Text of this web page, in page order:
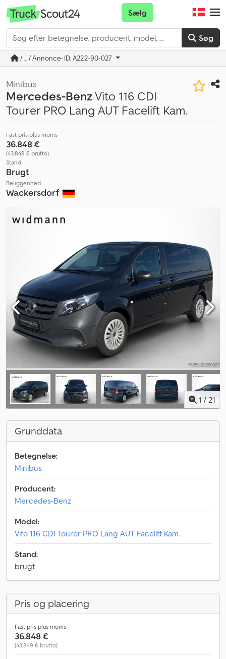
Søg
Sælg
/ ... / Annonce-ID: A222-90-027
Minibus
Mercedes-BenzVito 116 CDI
Tourer PRO Lang AUT Facelift Kam.
Fast pris plus moms
36.848 €
(43.849 € brutto)
Stand
Brugt
Beliggenhed
Wackersdorf
1 / 21
Grunddata
Betegnelse:
Minibus
Producent:
Mercedes-Benz
Model:
Vito 116 CDI Tourer PRO Lang AUT Facelift Kam.
Stand:
brugt
Pris og placering
Fast pris plus moms
36.848 €
(43.849 € brutto)